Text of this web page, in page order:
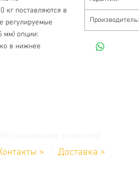
кг поставляются в
регулируемые
мм) опции:
в нижнее
Производитель:
>
Доставка >